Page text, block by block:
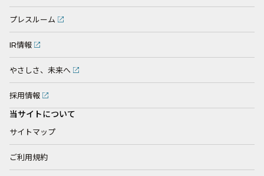
プレスルーム
IR情報
やさしさ、未来へ
採用情報
当サイトについて
サイトマップ
ご利用規約